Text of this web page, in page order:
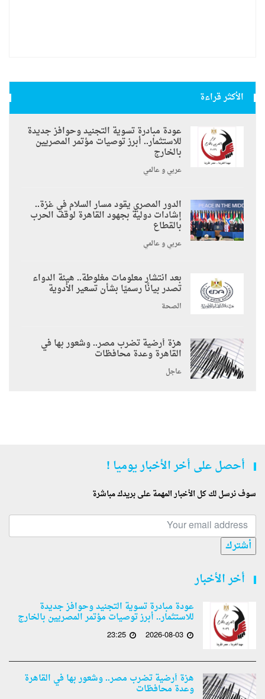
الأكثر قراءة
عودة مبادرة تسوية التجنيد وحوافز جديدة
للاستثمار.. أبرز توصيات مؤتمر المصريين
بالخارج
عربي و عالمي
الدور المصري يقود مسار السلام في غزة..
إشادات دولية بجهود القاهرة لوقف الحرب
بالقطاع
عربي و عالمي
بعد انتشار معلومات مغلوطة.. هيئة الدواء
تصدر بيانًا رسميًا بشأن تسعير الأدوية
الصحة
هزة أرضية تضرب مصر.. وشعور بها في
القاهرة وعدة محافظات
عاجل
أحصل على أخر الأخبار يوميا !
سوف نرسل لك كل الأخبار المهمة على بريدك مباشرة
أشترك
أخر الأخبار
عودة مبادرة تسوية التجنيد وحوافز جديدة
للاستثمار.. أبرز توصيات مؤتمر المصريين بالخارج
2026-08-03
23:25
هزة أرضية تضرب مصر.. وشعور بها في القاهرة
وعدة محافظات